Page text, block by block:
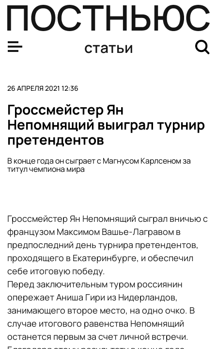
статьи
26 АПРЕЛЯ 2021 12:36
Гроссмейстер Ян
Непомнящий выиграл турнир
претендентов
В конце года он сыграет с Магнусом Карлсеном за
титул чемпиона мира
Гроссмейстер Ян Непомнящий сыграл вничью с
французом Максимом Вашье-Лагравом в
предпоследний день турнира претендентов,
проходящего в Екатеринбурге, и обеспечил
себе итоговую победу.
Перед заключительным туром россиянин
опережает Аниша Гири из Нидерландов,
занимающего второе место, на одно очко. В
случае итогового равенства Непомнящий
останется первым за счет личной встречи.
На детях ликвидаторов «Чернобыль» не отразился